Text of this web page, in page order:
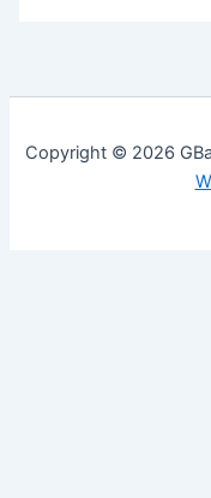
Copyright © 2026